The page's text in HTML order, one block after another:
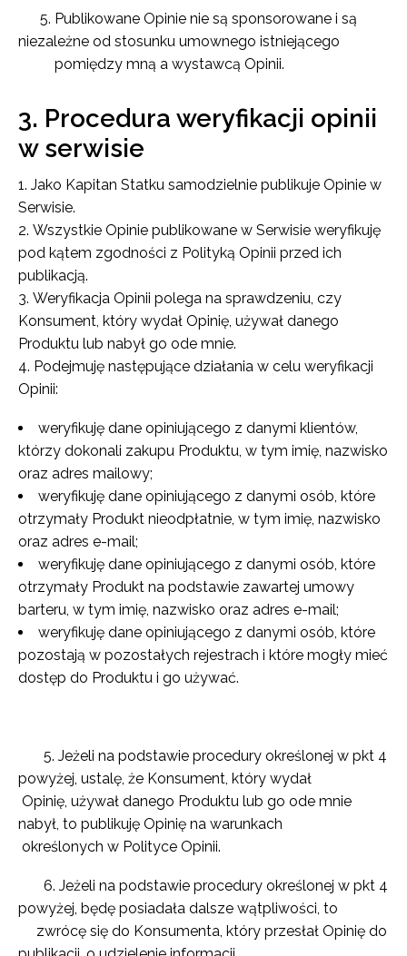
5. Publikowane Opinie nie są sponsorowane i są
niezależne od stosunku umownego istniejącego
pomiędzy mną a wystawcą Opinii.
3. Procedura weryfikacji opinii
w serwisie
Jako Kapitan Statku samodzielnie publikuje Opinie w
Serwisie.
Wszystkie Opinie publikowane w Serwisie weryfikuję
pod kątem zgodności z Polityką Opinii przed ich
publikacją.
Weryfikacja Opinii polega na sprawdzeniu, czy
Konsument, który wydał Opinię, używał danego
Produktu lub nabył go ode mnie.
Podejmuję następujące działania w celu weryfikacji
Opinii:
weryfikuję dane opiniującego z danymi klientów,
którzy dokonali zakupu Produktu, w tym imię, nazwisko
oraz adres mailowy;
weryfikuję dane opiniującego z danymi osób, które
otrzymały Produkt nieodpłatnie, w tym imię, nazwisko
oraz adres e-mail;
weryfikuję dane opiniującego z danymi osób, które
otrzymały Produkt na podstawie zawartej umowy
barteru, w tym imię, nazwisko oraz adres e-mail;
weryfikuję dane opiniującego z danymi osób, które
pozostają w pozostałych rejestrach i które mogły mieć
dostęp do Produktu i go używać.
5. Jeżeli na podstawie procedury określonej w pkt 4
powyżej, ustalę, że Konsument, który wydał
Opinię, używał danego Produktu lub go ode mnie
nabył, to publikuję Opinię na warunkach
określonych w Polityce Opinii.
6. Jeżeli na podstawie procedury określonej w pkt 4
powyżej, będę posiadała dalsze wątpliwości, to
zwrócę się do Konsumenta, który przesłał Opinię do